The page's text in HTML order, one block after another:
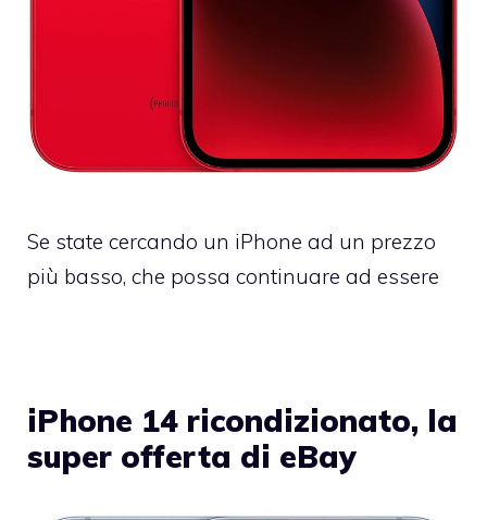
Se state cercando un iPhone ad un prezzo
più basso, che possa continuare ad essere
iPhone 14 ricondizionato, la
super offerta di eBay